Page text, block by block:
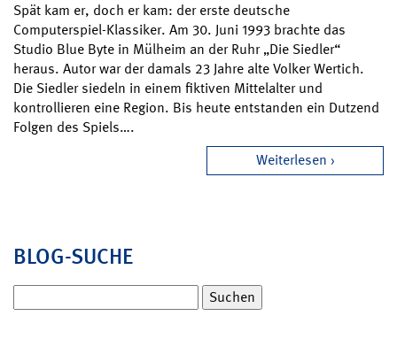
Spät kam er, doch er kam: der erste deutsche
Computerspiel-Klassiker. Am 30. Juni 1993 brachte das
Studio Blue Byte in Mülheim an der Ruhr „Die Siedler“
heraus. Autor war der damals 23 Jahre alte Volker Wertich.
Die Siedler siedeln in einem fiktiven Mittelalter und
kontrollieren eine Region. Bis heute entstanden ein Dutzend
Folgen des Spiels….
Weiterlesen
BLOG-SUCHE
nach: